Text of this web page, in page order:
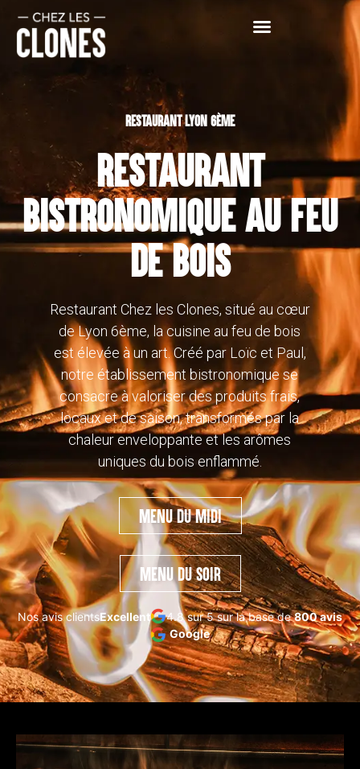
RESTAURANT LYON 6ÈME
RESTAURANT
BISTRONOMIQUE AU FEU
DE BOIS
Restaurant Chez les Clones, situé au cœur
de Lyon 6ème, la cuisine au feu de bois
est élevée à un art. Créé par Loïc et Paul,
notre établissement bistronomique se
consacre à valoriser des produits frais,
locaux et de saison, transformés par la
chaleur enveloppante et les arômes
uniques du bois enflammé.
Menu du midi
Menu du soir
Nos avis clientsExcellent 4.8 sur 5 sur la base de800 avis
Google